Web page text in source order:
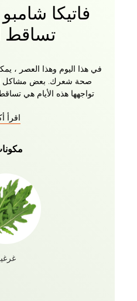
فاتيكا
تساقط
في هذا اليوم وهذا العصر ،
صحة شعرك. بعض مشاكل
تواجهها هذه الأيام هي
الشعر الجاف ، الشعر الخشن
والغيرجير على التعامل مع
من تساقط الشعر وتحفيز
هي كل ما تحتاجه لروتين
لتوديع الشعر الضعيف
والسميكة واللامعة مع
اقرأ